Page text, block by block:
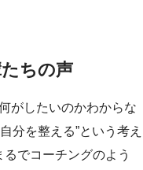
ちの声
がしたいのかわからな
分を整える”という考え
でコーチングのよう